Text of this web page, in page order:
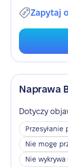
Zapytaj
Naprawa
Dotyczy
Przesyłanie
Nie mogę
Nie